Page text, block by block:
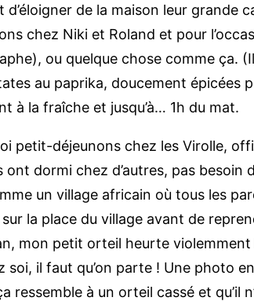
d’éloigner de la maison leur
chez Niki et Roland et pour
ou quelque chose comme ça.
au paprika, doucement épicées
à la fraîche et jusqu’à… 1h du mat.
petit-déjeunons chez les Virolle,
dormi chez d’autres, pas besoin
un village africain où tous les
la place du village avant de
mon petit orteil heurte
il faut qu’on parte ! Une photo
ressemble à un orteil cassé et qu’il